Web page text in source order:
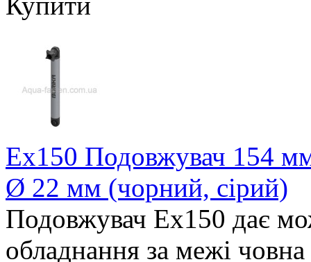
Ex150 Подовжувач 154 мм
Ø 22 мм (чорний, сірий)
Подовжувач Ex150 дає
обладнання за межі